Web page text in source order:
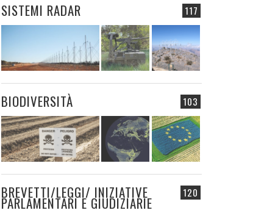
117
SISTEMI RADAR
103
BIODIVERSITÀ
120
BREVETTI/LEGGI/ INIZIATIVE
PARLAMENTARI E GIUDIZIARIE